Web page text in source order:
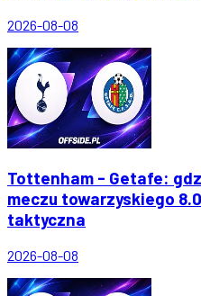
2026-08-08
Tottenham - Getafe:
meczu towarzyskiego
taktyczna
2026-08-08